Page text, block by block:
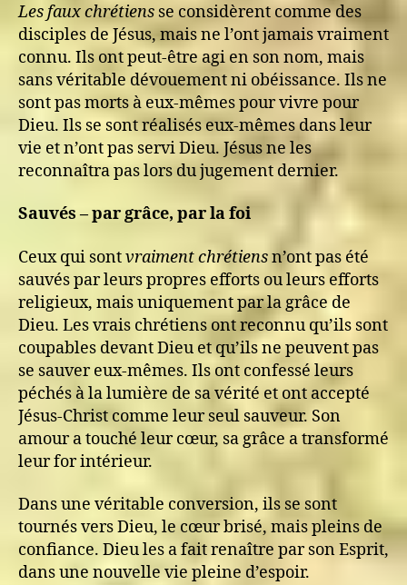
Les faux chrétiens se considèrent comme des
disciples de Jésus, mais ne l’ont jamais vraiment
connu. Ils ont peut-être agi en son nom, mais
sans véritable dévouement ni obéissance. Ils ne
sont pas morts à eux-mêmes pour vivre pour
Dieu. Ils se sont réalisés eux-mêmes dans leur
vie et n’ont pas servi Dieu. Jésus ne les
reconnaîtra pas lors du jugement dernier.
Sauvés – par grâce, par la foi
Ceux qui sontvraiment chrétiensn’ont pas été
sauvés par leurs propres efforts ou leurs efforts
religieux, mais uniquement par la grâce de
Dieu. Les vrais chrétiens ont reconnu qu’ils sont
coupables devant Dieu et qu’ils ne peuvent pas
se sauver eux-mêmes. Ils ont confessé leurs
péchés à la lumière de sa vérité et ont accepté
Jésus-Christ comme leur seul sauveur. Son
amour a touché leur cœur, sa grâce a transformé
leur for intérieur.
Dans une véritable conversion, ils se sont
tournés vers Dieu, le cœur brisé, mais pleins de
confiance. Dieu les a fait renaître par son Esprit,
dans une nouvelle vie pleine d’espoir.